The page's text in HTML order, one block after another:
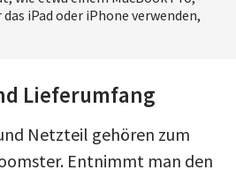
iPad oder iPhone verwenden,
Lieferumfang
Netzteil gehören zum
Entnimmt man den